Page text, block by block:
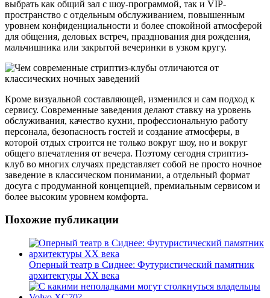
выбрать как общий зал с шоу-программой, так и VIP-
пространство с отдельным обслуживанием, повышенным
уровнем конфиденциальности и более спокойной атмосферой
для общения, деловых встреч, празднования дня рождения,
мальчишника или закрытой вечеринки в узком кругу.
Кроме визуальной составляющей, изменился и сам подход к
сервису. Современные заведения делают ставку на уровень
обслуживания, качество кухни, профессиональную работу
персонала, безопасность гостей и создание атмосферы, в
которой отдых строится не только вокруг шоу, но и вокруг
общего впечатления от вечера. Поэтому сегодня стриптиз-
клуб во многих случаях представляет собой не просто ночное
заведение в классическом понимании, а отдельный формат
досуга с продуманной концепцией, премиальным сервисом и
более высоким уровнем комфорта.
Похожие публикации
Оперный театр в Сиднее: Футуристический памятник
архитектуры XX века